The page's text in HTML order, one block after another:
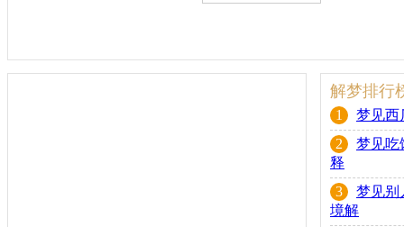
解梦排行
1
梦见西
2
梦见吃
释
3
梦见别
境解